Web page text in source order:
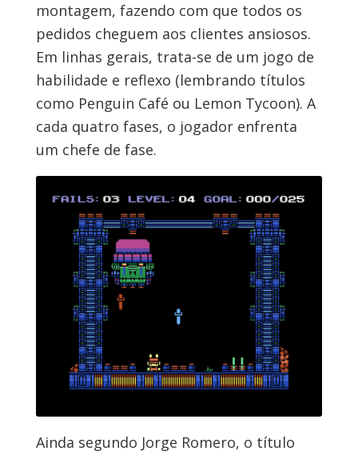
montagem, fazendo com que todos os
pedidos cheguem aos clientes ansiosos.
Em linhas gerais, trata-se de um jogo de
habilidade e reflexo (lembrando títulos
como Penguin Café ou Lemon Tycoon). A
cada quatro fases, o jogador enfrenta
um chefe de fase.
Ainda segundo Jorge Romero, o título